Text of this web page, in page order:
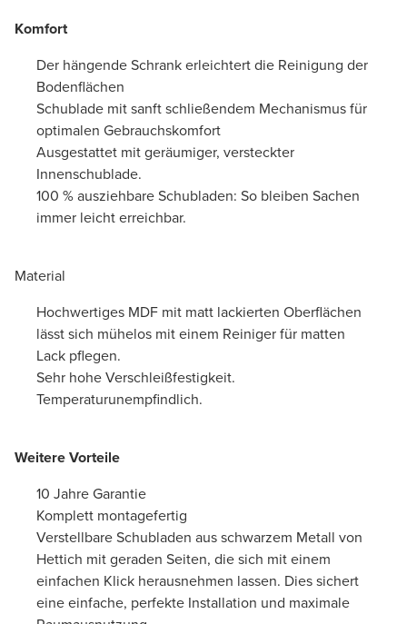
Komfort
Der hängende Schrank erleichtert die Reinigung der
Bodenflächen
Schublade mit sanft schließendem Mechanismus für
optimalen Gebrauchskomfort
Ausgestattet mit geräumiger, versteckter
Innenschublade.
100 % ausziehbare Schubladen: So bleiben Sachen
immer leicht erreichbar.
Material
Hochwertiges MDF mit matt lackierten Oberflächen
lässt sich mühelos mit einem Reiniger für matten
Lack pflegen.
Sehr hohe Verschleißfestigkeit.
Temperaturunempfindlich.
Weitere Vorteile
10 Jahre Garantie
Komplett montagefertig
Verstellbare Schubladen aus schwarzem Metall von
Hettich mit geraden Seiten, die sich mit einem
einfachen Klick herausnehmen lassen. Dies sichert
eine einfache, perfekte Installation und maximale